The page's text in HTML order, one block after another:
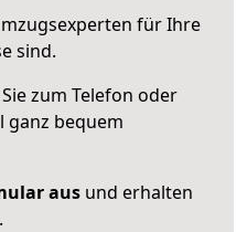
für Ihre
sind.
zum Telefon oder
ganz bequem
aus und erhalten